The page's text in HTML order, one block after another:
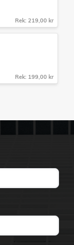
Rek: 219,00 kr
Rek: 199,00 kr